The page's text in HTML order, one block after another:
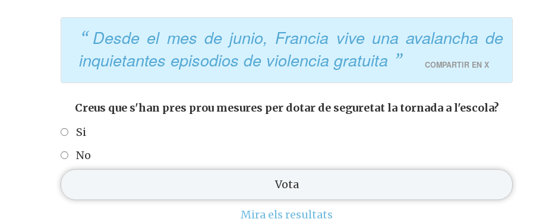
Desde el mes de junio, Francia vive una avalancha de
inquietantes episodios de violencia gratuita
COMPARTIR EN X
Creus que s'han pres prou mesures per dotar de seguretat la tornada a l'escola?
Si
No
Mira els resultats